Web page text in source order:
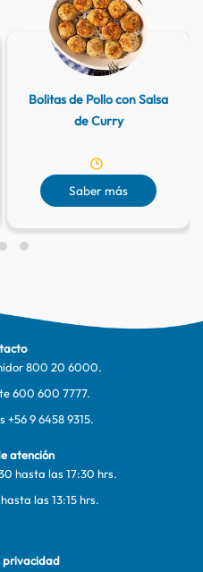
Bolitas de Pollo con Salsa
de Curry
Saber más
800 20 6000.
600 600 7777.
+56 9 6458 9315.
atención
hasta las 17:30 hrs.
las 13:15 hrs.
privacidad